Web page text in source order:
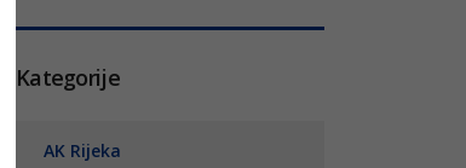
Kategorije
AK Rijeka